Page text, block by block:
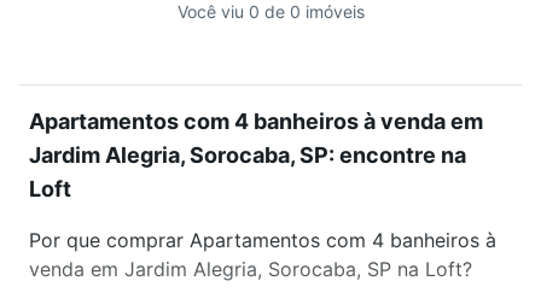
Você viu 0 de 0 imóveis
Apartamentos com 4 banheiros à venda em
Jardim Alegria, Sorocaba, SP: encontre na
Loft
Por que comprar Apartamentos com 4 banheiros à
venda em Jardim Alegria, Sorocaba, SP na Loft?